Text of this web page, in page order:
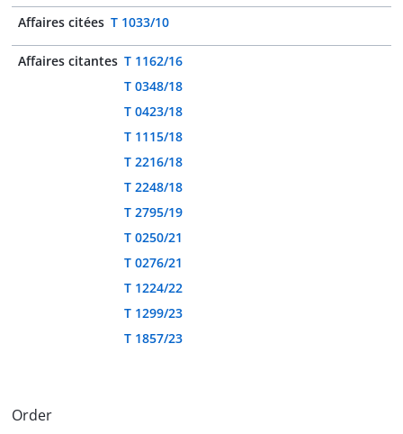
Affaires citées T 1033/10
Affaires citantes T 1162/16
T 0348/18
T 0423/18
T 1115/18
T 2216/18
T 2248/18
T 2795/19
T 0250/21
T 0276/21
T 1224/22
T 1299/23
T 1857/23
Order